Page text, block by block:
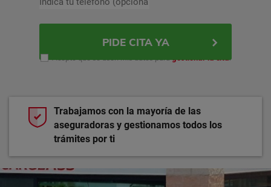
PIDE CITA YA
Acepto que se usen mis datos paragestionar la cita.
Trabajamos con la mayoría de las
aseguradoras y gestionamos todos los
trámites por ti